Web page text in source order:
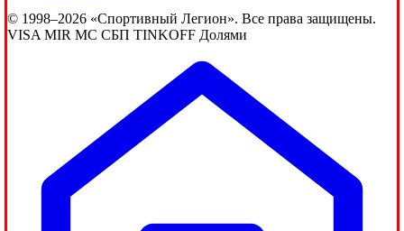
© 1998–2026 «Спортивный Легион». Все права защищены.
VISA MIR MC СБП TINKOFF Долями